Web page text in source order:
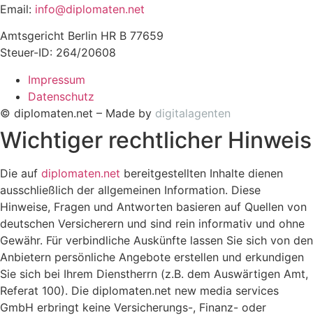
Email: info@diplomaten.net
Amtsgericht Berlin HR B 77659
Steuer-ID: 264/20608
Impressum
Datenschutz
© diplomaten.net – Made by digitalagenten
Wichtiger rechtlicher Hinweis
Die auf diplomaten.net bereitgestellten Inhalte dienen
ausschließlich der allgemeinen Information. Diese
Hinweise, Fragen und Antworten basieren auf Quellen von
deutschen Versicherern und sind rein informativ und ohne
Gewähr. Für verbindliche Auskünfte lassen Sie sich von den
Anbietern persönliche Angebote erstellen und erkundigen
Sie sich bei Ihrem Dienstherrn (z.B. dem Auswärtigen Amt,
Referat 100). Die diplomaten.net new media services
GmbH erbringt keine Versicherungs-, Finanz- oder